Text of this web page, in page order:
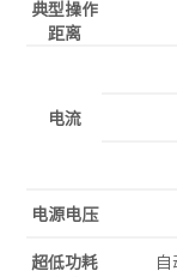
典型操作
距离
电流
电源电压
超低功耗